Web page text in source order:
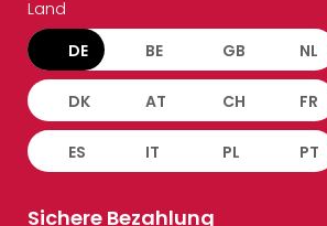
Land
DE BE GB NL
DK AT CH FR
ES IT PL PT
Sichere Bezahlung